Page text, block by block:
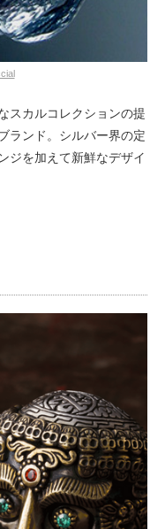
スカルコレクションの提
ランド。シルバー界の定
ジを加えて新鮮なデザイ